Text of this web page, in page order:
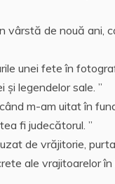
de nouă ani,
unei fete în
legendelor sale. ”
m-am uitat în
fi judecătorul. ”
de vrăjitorie,
ale vrajitoarelor în